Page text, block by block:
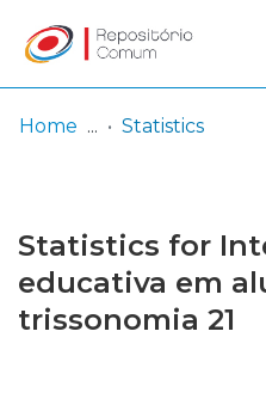
Browse repository
Entities
Log
In
(current)
Home Statistics
Statistics for
educativa em
trissonomia 21